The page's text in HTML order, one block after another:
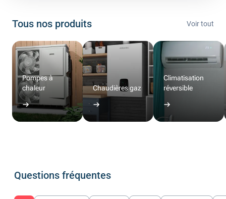
Tous nos produits Voir tout
Pompes à
chaleur
Chaudières gaz
Climatisation
réversible
Questions fréquentes